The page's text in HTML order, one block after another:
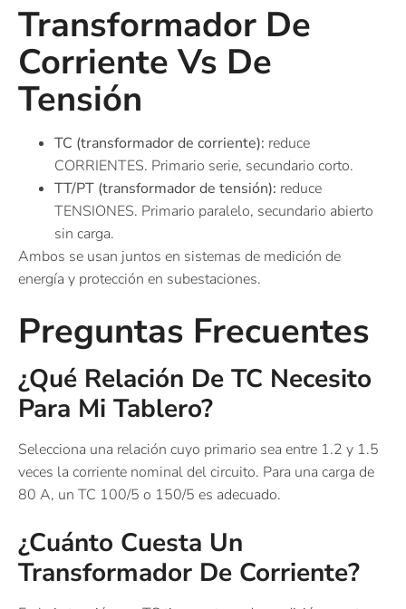
Transformador De
Corriente Vs De
Tensión
TC (transformador de corriente): reduce
CORRIENTES. Primario serie, secundario corto.
TT/PT (transformador de tensión): reduce
TENSIONES. Primario paralelo, secundario abierto
sin carga.
Ambos se usan juntos en sistemas de medición de
energía y protección en subestaciones.
Preguntas Frecuentes
¿Qué Relación De TC Necesito
Para Mi Tablero?
Selecciona una relación cuyo primario sea entre 1.2 y 1.5
veces la corriente nominal del circuito. Para una carga de
80 A, un TC 100/5 o 150/5 es adecuado.
¿Cuánto Cuesta Un
Transformador De Corriente?